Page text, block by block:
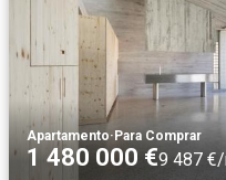
Apartamento· Para Comprar
1 480 000 €9 487 €/